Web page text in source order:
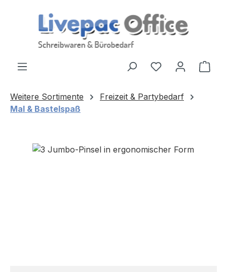
Zum Hauptinhalt springen
Weitere Sortimente
Freizeit & Partybedarf
Mal & Bastelspaß
Bildergalerie überspringen